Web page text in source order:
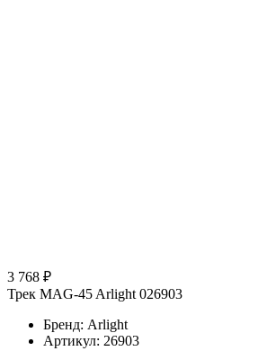
3 768 ₽
Трек MAG-45 Arlight 026903
Бренд: Arlight
Артикул: 26903